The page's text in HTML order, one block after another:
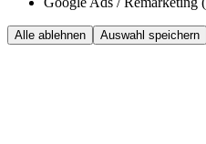
Alle ablehnen Auswahl speichern